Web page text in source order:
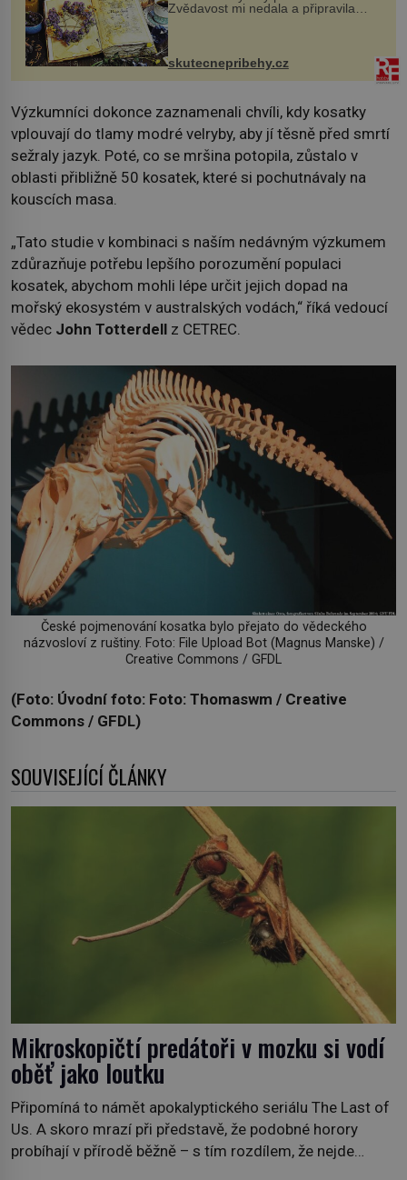
Zvědavost mi nedala a připravila
jsem si z nich lektvar… Zimní pobyt
na chalupě se pro mě vlastní vinou
změnil v děsivý zážitek, na kt...
skutecnepribehy.cz
Výzkumníci dokonce zaznamenali chvíli, kdy kosatky
vplouvají do tlamy modré velryby, aby jí těsně před smrtí
sežraly jazyk. Poté, co se mršina potopila, zůstalo v
oblasti přibližně 50 kosatek, které si pochutnávaly na
kouscích masa.
„Tato studie v kombinaci s naším nedávným výzkumem
zdůrazňuje potřebu lepšího porozumění populaci
kosatek, abychom mohli lépe určit jejich dopad na
mořský ekosystém v australských vodách,“ říká vedoucí
vědec John Totterdell z CETREC.
České pojmenování kosatka bylo přejato do vědeckého
názvosloví z ruštiny. Foto: File Upload Bot (Magnus Manske) /
Creative Commons / GFDL
(Foto: Úvodní foto: Foto: Thomaswm / Creative
Commons / GFDL)
SOUVISEJÍCÍ ČLÁNKY
Mikroskopičtí predátoři v mozku si vodí
oběť jako loutku
Připomíná to námět apokalyptického seriálu The Last of
Us. A skoro mrazí při představě, že podobné horory
probíhají v přírodě běžně – s tím rozdílem, že nejde